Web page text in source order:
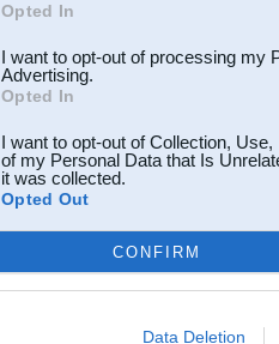
Opted In
I want to opt-out of processing my
Advertising.
Opted In
I want to opt-out of Collection,
of my Personal Data that Is
it was collected.
Opted Out
CONFIRM
Data Deletion